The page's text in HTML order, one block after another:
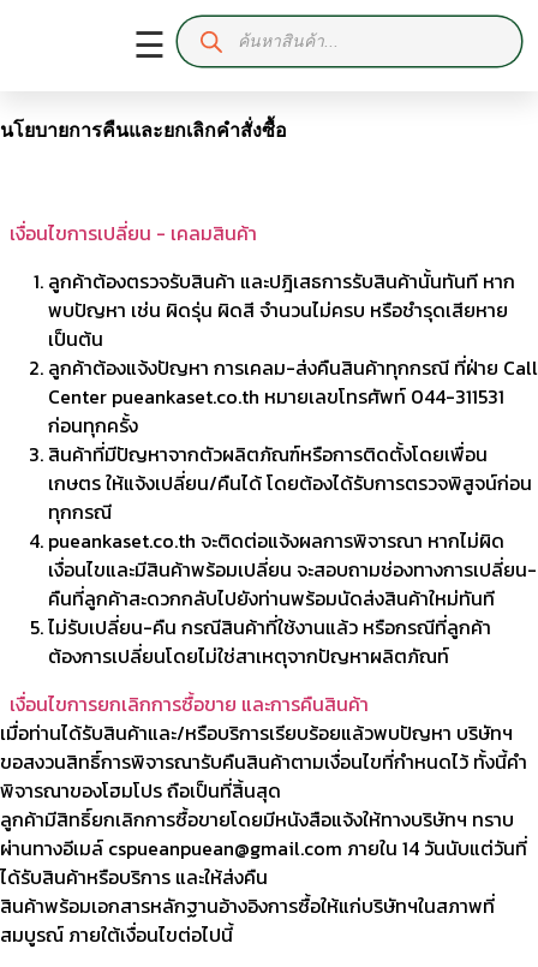
☰
นโยบายการคืนและยกเลิกคำสั่งซื้อ
เงื่อนไขการเปลี่ยน - เคลมสินค้า
ลูกค้าต้องตรวจรับสินค้า และปฎิเสธการรับสินค้านั้นทันที หาก
พบปัญหา เช่น ผิดรุ่น ผิดสี จำนวนไม่ครบ หรือชำรุดเสียหาย
เป็นต้น
ลูกค้าต้องแจ้งปัญหา การเคลม-ส่งคืนสินค้าทุกกรณี ที่ฝ่าย Call
Center pueankaset.co.th หมายเลขโทรศัพท์ 044-311531
ก่อนทุกครั้ง
สินค้าที่มีปัญหาจากตัวผลิตภัณฑ์หรือการติดตั้งโดยเพื่อน
เกษตร ให้แจ้งเปลี่ยน/คืนได้ โดยต้องได้รับการตรวจพิสูจน์ก่อน
ทุกกรณี
pueankaset.co.th จะติดต่อแจ้งผลการพิจารณา หากไม่ผิด
เงื่อนไขและมีสินค้าพร้อมเปลี่ยน จะสอบถามช่องทางการเปลี่ยน-
คืนที่ลูกค้าสะดวกกลับไปยังท่านพร้อมนัดส่งสินค้าใหม่ทันที
ไม่รับเปลี่ยน-คืน กรณีสินค้าที่ใช้งานแล้ว หรือกรณีที่ลูกค้า
ต้องการเปลี่ยนโดยไม่ใช่สาเหตุจากปัญหาผลิตภัณท์
เงื่อนไขการยกเลิกการซื้อขาย และการคืนสินค้า
เมื่อท่านได้รับสินค้าและ/หรือบริการเรียบร้อยแล้วพบปัญหา บริษัทฯ
ขอสงวนสิทธิ์การพิจารณารับคืนสินค้าตามเงื่อนไขที่กำหนดไว้ ทั้งนี้คำ
พิจารณาของโฮมโปร ถือเป็นที่สิ้นสุด
ลูกค้ามีสิทธิ์ยกเลิกการซื้อขายโดยมีหนังสือแจ้งให้ทางบริษัทฯ ทราบ
ผ่านทางอีเมล์ cspueanpuean@gmail.com ภายใน 14 วันนับแต่วันที่
ได้รับสินค้าหรือบริการ และให้ส่งคืน
สินค้าพร้อมเอกสารหลักฐานอ้างอิงการซื้อให้แก่บริษัทฯในสภาพที่
สมบูรณ์ ภายใต้เงื่อนไขต่อไปนี้